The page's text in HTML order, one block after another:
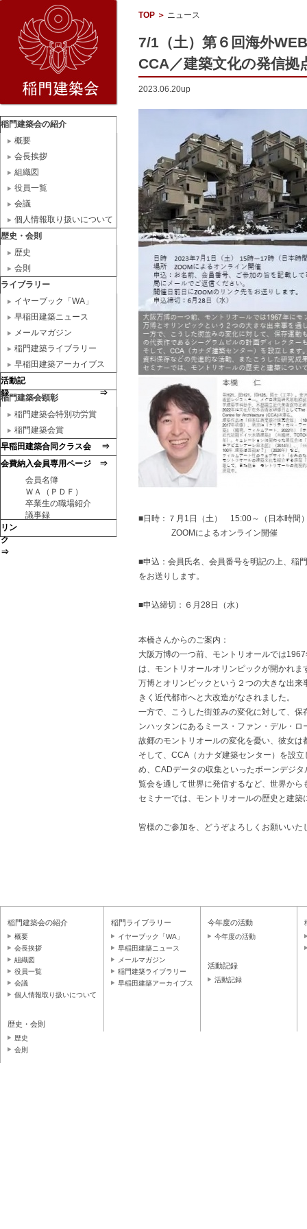
稲門建築会の紹介
概要
会長挨拶
組織図
役員一覧
会議
個人情報取り扱いについて
歴史・会則
歴史
会則
ライブラリー
イヤーブック「WA」
早稲田建築ニュース
メールマガジン
稲門建築ライブラリー
早稲田建築アーカイブス
活動記
録 ⇒
稲門建築会顕彰
稲門建築会特別功労賞
稲門建築会賞
早稲田建築合同クラス会 ⇒
会費納入会員専用ページ ⇒
会員名簿
ＷＡ（ＰＤＦ）
卒業生の職場紹介
議事録
リン
ク
⇒
TOP ＞ ニュース
7/1（土）第６回海外
CCA／建築文化の発信拠
2023.06.20up
■日時：７月1日（土） 15:00～（日本時間
ZOOMによるオンライン開催
■申込：会員氏名、会員番号を明記の上、稲
をお送りします。
■申込締切：６月28日（水）
本橋さんからのご案内：
大阪万博の一つ前、モントリオールでは
は、モントリオールオリンピックが開かれま
万博とオリンピックという２つの大きな出
きく近代都市へと大改造がなされました。
一方で、こうした街並みの変化に対して、
ンハッタンにあるミース・ファン・デル・
故郷のモントリオールの変化を憂い、彼女
そして、CCA（カナダ建築センター）を設
め、CADデータの収集といったボーンデジ
覧会を通して世界に発信するなど、世界か
セミナーでは、モントリオールの歴史と建
皆様のご参加を、どうぞよろしくお願いいた
稲門建築会の紹介
概要
会長挨拶
組織図
役員一覧
会議
個人情報取り扱いについて
歴史・会則
歴史
会則
稲門ライブラリー
イヤーブック「WA」
早稲田建築ニュース
メールマガジン
稲門建築ライブラリー
早稲田建築アーカイブス
今年度の活動
今年度の活動
活動記録
活動記録